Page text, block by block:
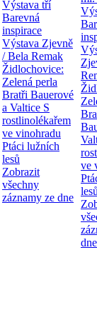
Výstava tří
Barevná
inspirace
Výstava Zjevně
/ Bela Remak
Židlochovice:
Zelená perla
Bratři Bauerové
a Valtice S
rostlinolékařem
ve vinohradu
Ptáci lužních
lesů
Zobrazit
všechny
záznamy ze dne
ve
dne